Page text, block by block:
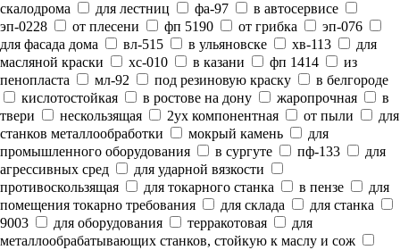
скалодрома
для лестниц фа-97
в автосервисе
эп-0228
от плесени фп 5190 от грибка
эп-076
для фасада дома
вл-515 в ульяновске хв-113
для
масляной краски
хс-010 в казани фп 1414
из
пенопласта
мл-92 под резиновую краску
в белгороде
кислотостойкая
в ростове на дону жаропрочная
в
твери
нескользящая 2ух компонентная от пыли
для
станков металлообработки
мокрый камень
для
промышленного оборудования
в сургуте пф-133
для
агрессивных сред
для ударной вязкости
противоскользящая
для токарного станка в пензе
для
помещения токарно требования
для склада
для станка
9003
для оборудования терракотовая
для
металлообрабатывающих станков, стойкую к маслу и сож